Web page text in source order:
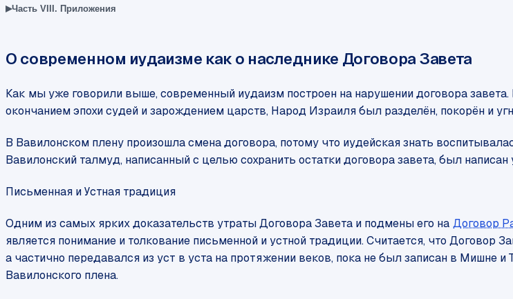
▸Часть VIII. Приложения
О современном иудаизме как о наследнике Договора Завета
Как мы уже говорили выше, современный иудаизм построен на нарушении договора
окончанием эпохи судей и зарождением царств, Народ Израиля был разделён, покорён и
В Вавилонском плену произошла смена договора, потому что иудейская знать
Вавилонский талмуд, написанный с целью сохранить остатки договора завета, был
Письменная и Устная традиция
Одним из самых ярких доказательств утраты Договора Завета и подмены его на Договор
является понимание и толкование письменной и устной традиции. Считается, что
а частично передавался из уст в уста на протяжении веков, пока не был записан в Мишне
Вавилонского плена.